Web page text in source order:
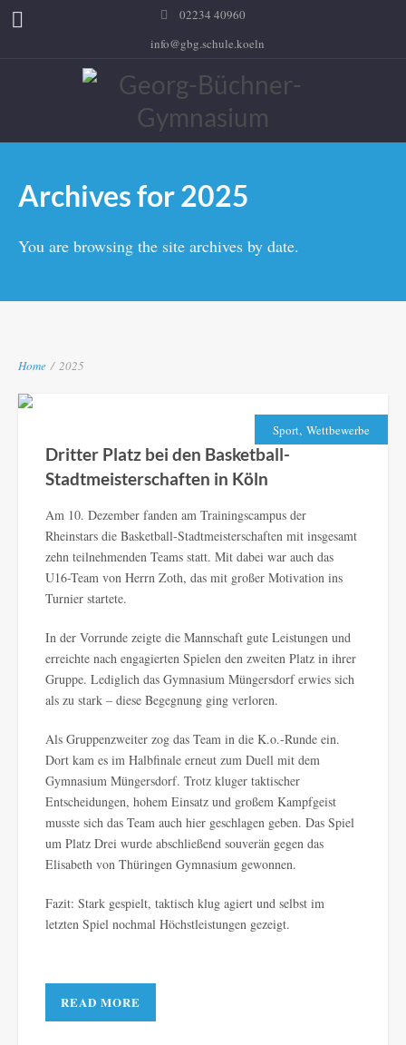
02234 40960
info@gbg.schule.koeln
Archives for 2025
You are browsing the site archives by date.
Home / 2025
Sport, Wettbewerbe
Dritter Platz bei den Basketball-
Stadtmeisterschaften in Köln
Am 10. Dezember fanden am Trainingscampus der
Rheinstars die Basketball-Stadtmeisterschaften mit insgesamt
zehn teilnehmenden Teams statt. Mit dabei war auch das
U16-Team von Herrn Zoth, das mit großer Motivation ins
Turnier startete.
In der Vorrunde zeigte die Mannschaft gute Leistungen und
erreichte nach engagierten Spielen den zweiten Platz in ihrer
Gruppe. Lediglich das Gymnasium Müngersdorf erwies sich
als zu stark – diese Begegnung ging verloren.
Als Gruppenzweiter zog das Team in die K.o.-Runde ein.
Dort kam es im Halbfinale erneut zum Duell mit dem
Gymnasium Müngersdorf. Trotz kluger taktischer
Entscheidungen, hohem Einsatz und großem Kampfgeist
musste sich das Team auch hier geschlagen geben. Das Spiel
um Platz Drei wurde abschließend souverän gegen das
Elisabeth von Thüringen Gymnasium gewonnen.
Fazit: Stark gespielt, taktisch klug agiert und selbst im
letzten Spiel nochmal Höchstleistungen gezeigt.
READ MORE